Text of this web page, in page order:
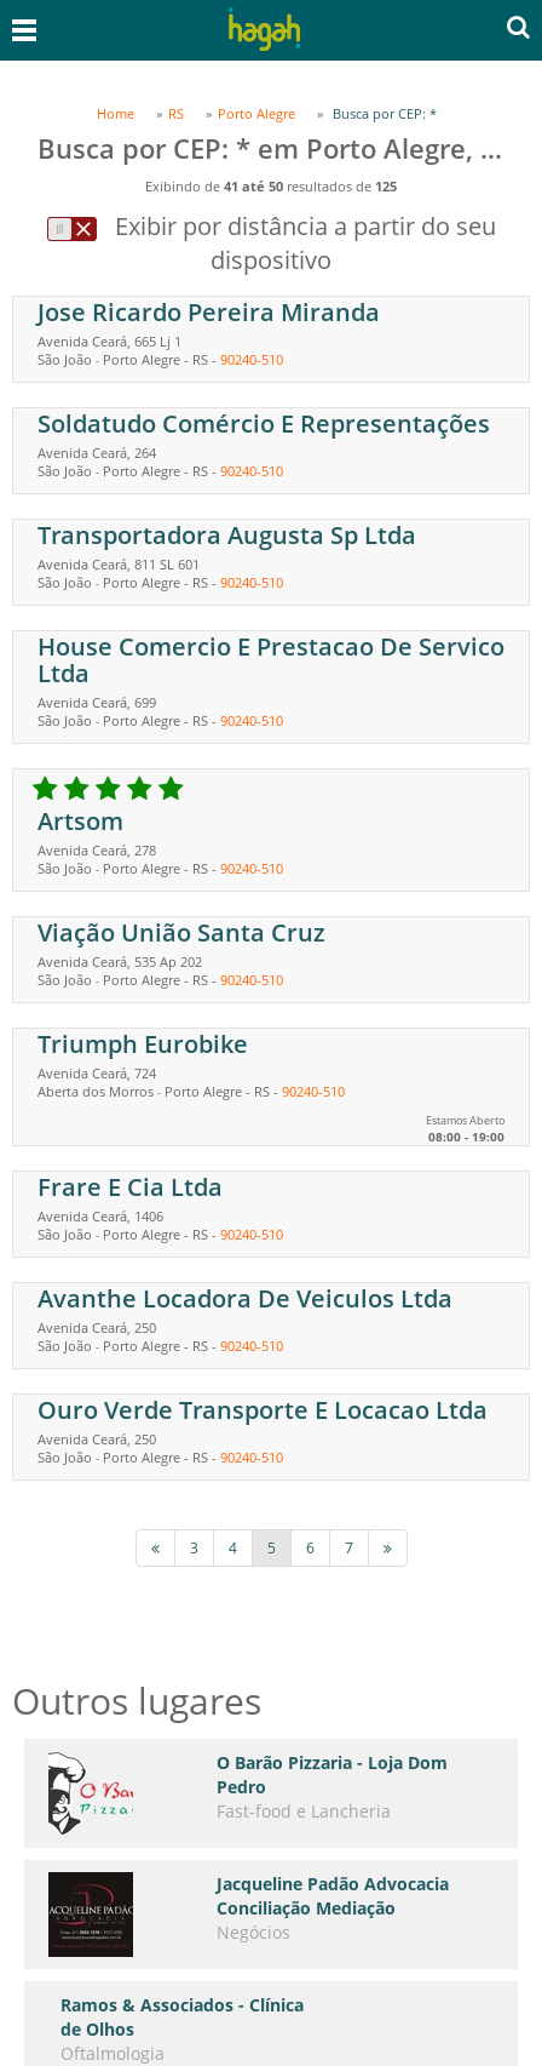
Home RS Porto Alegre Busca por CEP: *
Busca por CEP: * em Porto Alegre, RS
Exibindo de 41 até 50 resultados de 125
Exibir por distância a partir do seu
dispositivo
Jose Ricardo Pereira Miranda
Avenida Ceará, 665 Lj 1
São João - Porto Alegre - RS - 90240-510
Soldatudo Comércio E Representações
Avenida Ceará, 264
São João - Porto Alegre - RS - 90240-510
Transportadora Augusta Sp Ltda
Avenida Ceará, 811 SL 601
São João - Porto Alegre - RS - 90240-510
House Comercio E Prestacao De Servico
Ltda
Avenida Ceará, 699
São João - Porto Alegre - RS - 90240-510
Artsom
Avenida Ceará, 278
São João - Porto Alegre - RS - 90240-510
Viação União Santa Cruz
Avenida Ceará, 535 Ap 202
São João - Porto Alegre - RS - 90240-510
Triumph Eurobike
Avenida Ceará, 724
Aberta dos Morros - Porto Alegre - RS - 90240-510
Estamos Aberto
08:00 - 19:00
Frare E Cia Ltda
Avenida Ceará, 1406
São João - Porto Alegre - RS - 90240-510
Avanthe Locadora De Veiculos Ltda
Avenida Ceará, 250
São João - Porto Alegre - RS - 90240-510
Ouro Verde Transporte E Locacao Ltda
Avenida Ceará, 250
São João - Porto Alegre - RS - 90240-510
3 4 5 6 7
Outros lugares
O Barão Pizzaria - Loja Dom
Pedro
Fast-food e Lancheria
Jacqueline Padão Advocacia
Conciliação Mediação
Negócios
Ramos & Associados - Clínica
de Olhos
Oftalmologia